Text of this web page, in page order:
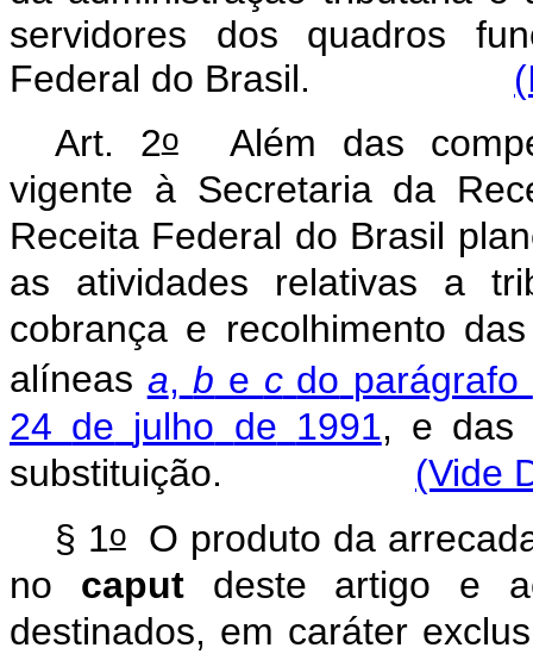
servidores dos quadros
Federal do Brasil.
Art.
2o Além das
vigente à Secretaria da
Receita Federal do Brasil
as
atividades relativas a
cobrança e recolhimento das
alíneas a, b e c do parágrafo
24 de julho de 1991, e das
substituição. (Vide
§ 1o O produto da
no caput deste artigo e
destinados, em caráter